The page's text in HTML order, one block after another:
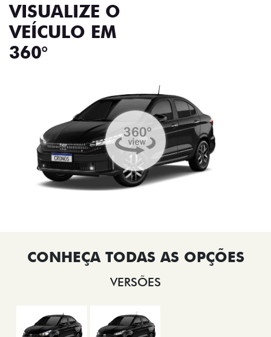
VISUALIZE O
VEÍCULO EM
360°
VERSÕES